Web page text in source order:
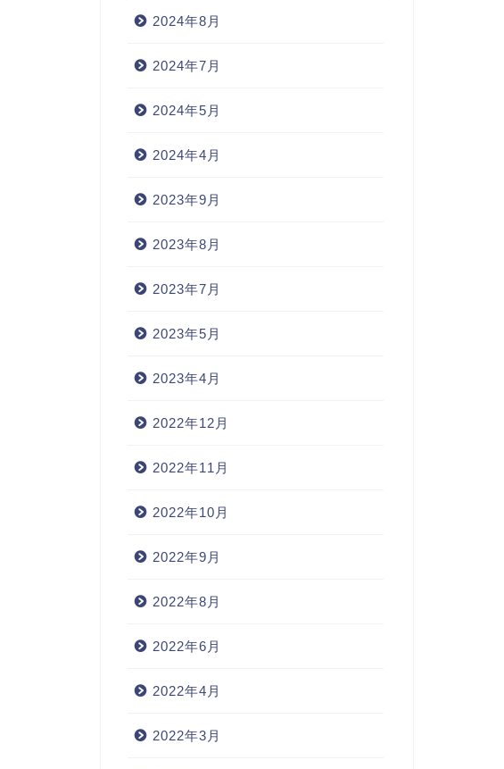
2024年8月
2024年7月
2024年5月
2024年4月
2023年9月
2023年8月
2023年7月
2023年5月
2023年4月
2022年12月
2022年11月
2022年10月
2022年9月
2022年8月
2022年6月
2022年4月
2022年3月